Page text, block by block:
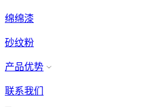
绵绵漆
砂纹粉
产品优势
联系我们